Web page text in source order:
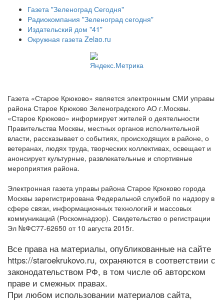
Газета "Зеленоград Сегодня"
Радиокомпания "Зеленоград сегодня"
Издательский дом "41"
Окружная газета Zelao.ru
Газета «Старое Крюково» является электронным СМИ управы
района Старое Крюково Зеленоградского АО г.Москвы.
«Старое Крюково» информирует жителей о деятельности
Правительства Москвы, местных органов исполнительной
власти, рассказывает о событиях, происходящих в районе, о
ветеранах, людях труда, творческих коллективах, освещает и
анонсирует культурные, развлекательные и спортивные
мероприятия района.
Электронная газета управы района Старое Крюково города
Москвы зарегистрирована Федеральной службой по надзору в
сфере связи, информационных технологий и массовых
коммуникаций (Роскомнадзор). Свидетельство о регистрации
Эл №ФС77-62650 от 10 августа 2015г.
Все права на материалы, опубликованные на сайте
https://staroekrukovo.ru, охраняются в соответствии с
законодательством РФ, в том числе об авторском
праве и смежных правах.
При любом использовании материалов сайта,